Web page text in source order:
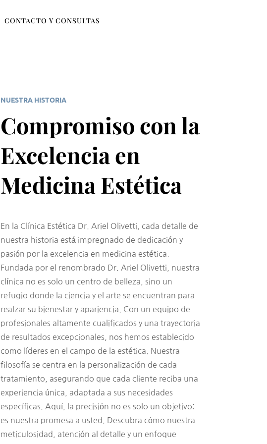
CONTACTO Y CONSULTAS
NUESTRA HISTORIA
Compromiso con la
Excelencia en
Medicina Estética
En la Clínica Estética Dr. Ariel Olivetti, cada detalle de
nuestra historia está impregnado de dedicación y
pasión por la excelencia en medicina estética.
Fundada por el renombrado Dr. Ariel Olivetti, nuestra
clínica no es solo un centro de belleza, sino un
refugio donde la ciencia y el arte se encuentran para
realzar su bienestar y apariencia. Con un equipo de
profesionales altamente cualificados y una trayectoria
de resultados excepcionales, nos hemos establecido
como líderes en el campo de la estética. Nuestra
filosofía se centra en la personalización de cada
tratamiento, asegurando que cada cliente reciba una
experiencia única, adaptada a sus necesidades
específicas. Aquí, la precisión no es solo un objetivo;
es nuestra promesa a usted. Descubra cómo nuestra
meticulosidad, atención al detalle y un enfoque